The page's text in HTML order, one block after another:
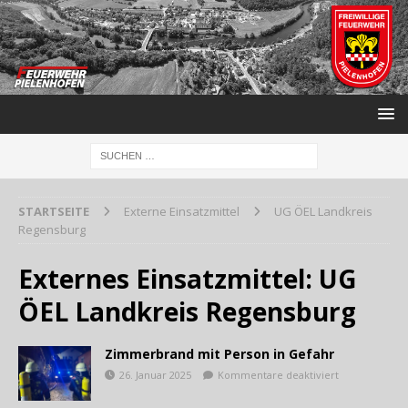
STARTSEITE Externe Einsatzmittel
UG ÖEL Landkreis
Regensburg
Externes Einsatzmittel: UG
ÖEL Landkreis Regensburg
Zimmerbrand mit Person in Gefahr
26. Januar 2025 Kommentare deaktiviert